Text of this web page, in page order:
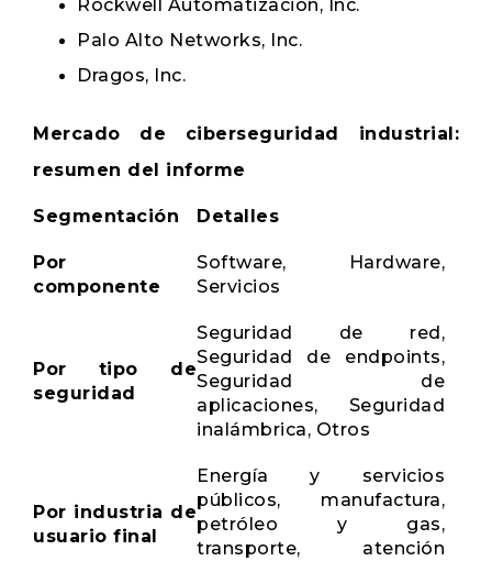
Rockwell Automatización, Inc.
Palo Alto Networks, Inc.
Dragos, Inc.
Mercado de ciberseguridad industrial:
resumen del informe
Segmentación Detalles
Por
componente
Software, Hardware,
Servicios
Por tipo de
seguridad
Seguridad de red,
Seguridad de endpoints,
Seguridad de
aplicaciones, Seguridad
inalámbrica, Otros
Por industria de
usuario final
Energía y servicios
públicos, manufactura,
petróleo y gas,
transporte, atención